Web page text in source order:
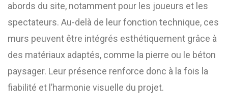
abords du site, notamment pour les joueurs et les
spectateurs. Au-delà de leur fonction technique, ces
murs peuvent être intégrés esthétiquement grâce à
des matériaux adaptés, comme la pierre ou le béton
paysager. Leur présence renforce donc à la fois la
fiabilité et l’harmonie visuelle du projet.